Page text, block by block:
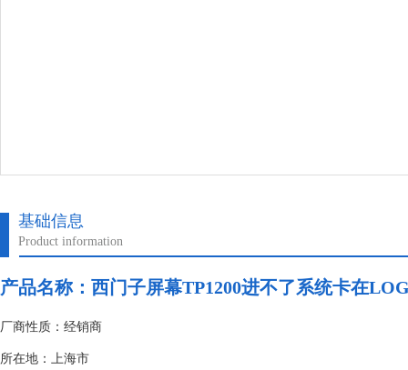
基础信息
Product information
产品名称： 西门子屏幕TP1200进不了系统卡在
厂商性质：经销商
所在地：上海市